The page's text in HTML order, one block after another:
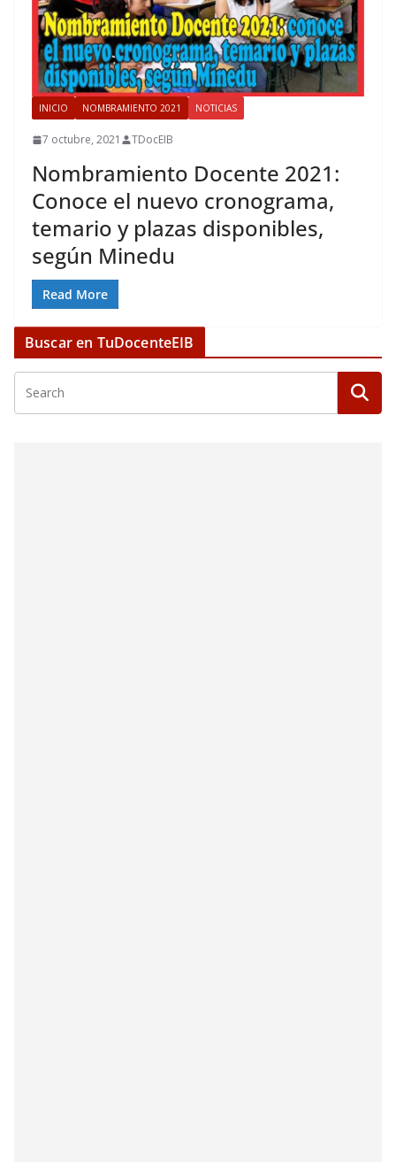
INICIO NOMBRAMIENTO 2021 NOTICIAS
7 octubre, 2021 TDocEIB
Nombramiento Docente 2021:
Conoce el nuevo cronograma,
temario y plazas disponibles,
según Minedu
Read More
Buscar en TuDocenteEIB